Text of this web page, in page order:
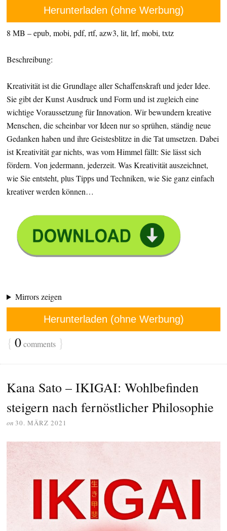
Herunterladen (ohne Werbung)
8 MB – epub, mobi, pdf, rtf, azw3, lit, lrf, mobi, txtz
Beschreibung:
Kreativität ist die Grundlage aller Schaffenskraft und jeder Idee.
Sie gibt der Kunst Ausdruck und Form und ist zugleich eine
wichtige Voraussetzung für Innovation. Wir bewundern kreative
Menschen, die scheinbar vor Ideen nur so sprühen, ständig neue
Gedanken haben und ihre Geistesblitze in die Tat umsetzen. Dabei
ist Kreativität gar nichts, was vom Himmel fällt: Sie lässt sich
fördern. Von jedermann, jederzeit. Was Kreativität auszeichnet,
wie Sie entsteht, plus Tipps und Techniken, wie Sie ganz einfach
kreativer werden können…
Mirrors zeigen
Herunterladen (ohne Werbung)
{ 0comments }
Kana Sato – IKIGAI: Wohlbefinden
steigern nach fernöstlicher Philosophie
on 30. MÄRZ 2021